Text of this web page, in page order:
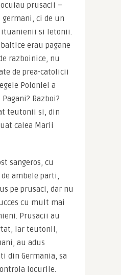
prusacii –
germani, ci de un
si letonii.
erau pagane
razboinice, nu
de prea-catolicii
Poloniei a
Razboi?
teutonii si, din
calea Marii
sangeros, cu
ambele parti,
pe prusaci, dar nu
cu mult mai
Prusacii au
iar teutonii,
au adus
din Germania, sa
locurile.